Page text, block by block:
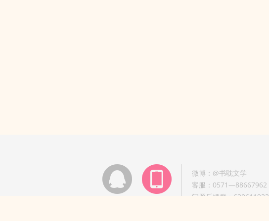
微博：@书耽文学
客服：0571—88667962
问题反馈群：630611933